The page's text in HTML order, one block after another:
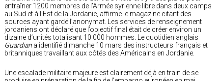
entraîner 1200 membres de l’Armée syrienne libre dans deux camps
au Sud et à l’Est de la Jordanie, affirme le magazine citant des
sources ayant gardé l’anonymat. Les services de renseignement
jordaniens ont déclaré que l’objectif final était de créer environ un
dizaine d’unités totalisant 10 000 hommes. Le quotidien anglais
Guardian a identifié dimanche 10 mars des instructeurs français et
britanniques travaillant aux côtés des Américains en Jordanie.
Une escalade militaire majeure est clairement déjà en train de se